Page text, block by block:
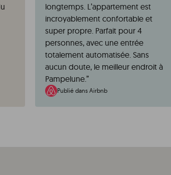
longtemps. L’appartement est
incroyablement confortable et
super propre. Parfait pour 4
personnes, avec une entrée
totalement automatisée. Sans
aucun doute, le meilleur endroit à
Pampelune.”
Publié dans Airbnb